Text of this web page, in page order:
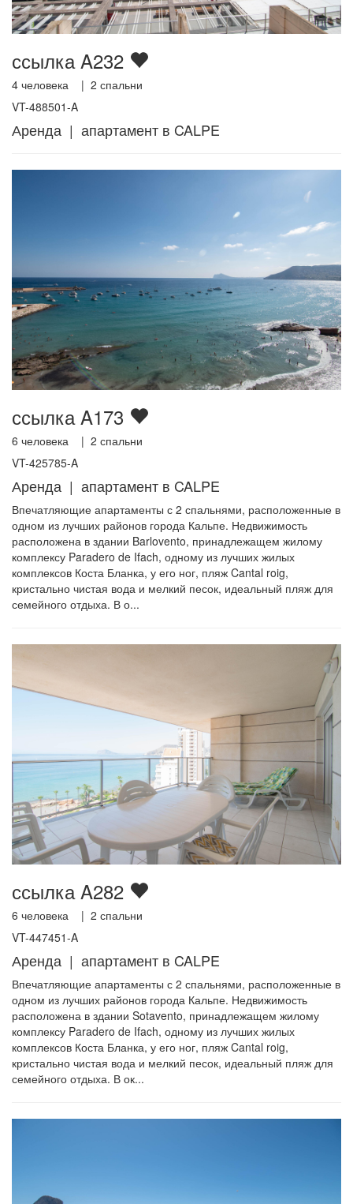
ссылка A232
4 человека | 2 спальни
VT-488501-A
Аренда | апартамент в CALPE
ссылка A173
6 человека | 2 спальни
VT-425785-A
Аренда | апартамент в CALPE
Впечатляющие апартаменты с 2 спальнями, расположенные в
одном из лучших районов города Кальпе. Недвижимость
расположена в здании Barlovento, принадлежащем жилому
комплексу Paradero de Ifach, одному из лучших жилых
комплексов Коста Бланка, у его ног, пляж Cantal roig,
кристально чистая вода и мелкий песок, идеальный пляж для
семейного отдыха. В о...
ссылка A282
6 человека | 2 спальни
VT-447451-A
Аренда | апартамент в CALPE
Впечатляющие апартаменты с 2 спальнями, расположенные в
одном из лучших районов города Кальпе. Недвижимость
расположена в здании Sotavento, принадлежащем жилому
комплексу Paradero de Ifach, одному из лучших жилых
комплексов Коста Бланка, у его ног, пляж Cantal roig,
кристально чистая вода и мелкий песок, идеальный пляж для
семейного отдыха. В ок...